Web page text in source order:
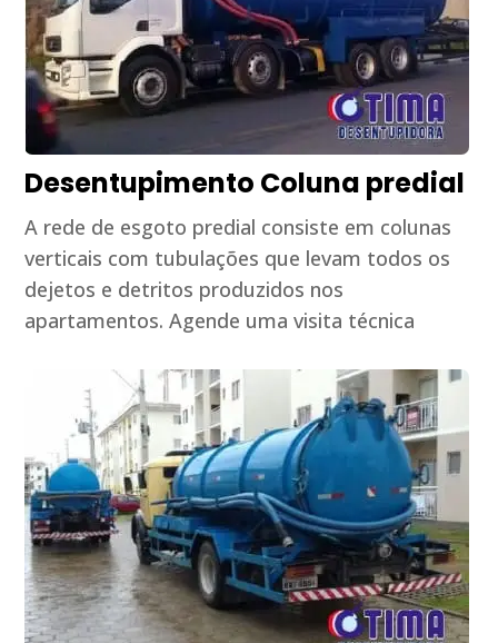
Desentupimento Coluna predial
A rede de esgoto predial consiste em colunas
verticais com tubulações que levam todos os
dejetos e detritos produzidos nos
apartamentos. Agende uma visita técnica